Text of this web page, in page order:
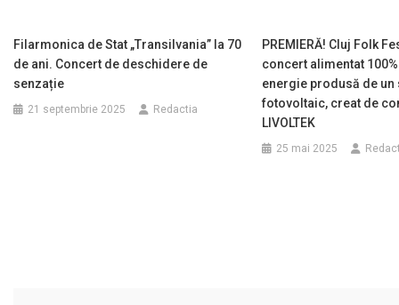
Filarmonica de Stat „Transilvania” la 70
de ani. Concert de deschidere de
senzație
21 septembrie 2025 Redactia
PREMIERĂ! Cluj Folk
concert alimentat
energie produsă de un
fotovoltaic, creat de
LIVOLTEK
25 mai 2025